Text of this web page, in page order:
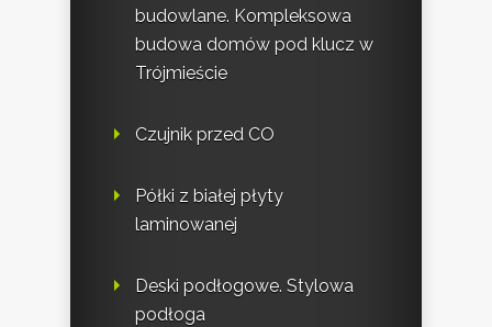
budowlane. Kompleksowa
budowa domów pod klucz w
Trójmieście
Czujnik przed CO
Półki z białej płyty
laminowanej
Deski podłogowe. Stylowa
podłoga